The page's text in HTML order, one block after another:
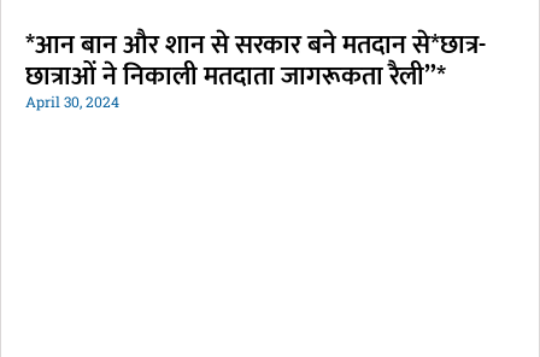
*आन बान और शान से सरकार बने मतदान से*छात्र-
छात्राओं ने निकाली मतदाता जागरूकता रैली”*
April 30, 2024